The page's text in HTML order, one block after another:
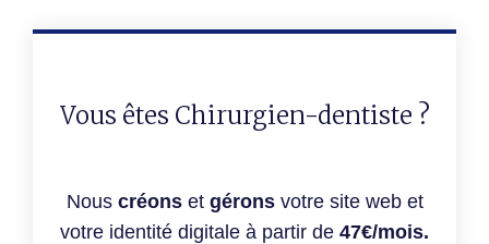
Vous êtes Chirurgien-dentiste ?
Nous créonset géronsvotre site web et
votre identité digitale à partir de 47€/mois.